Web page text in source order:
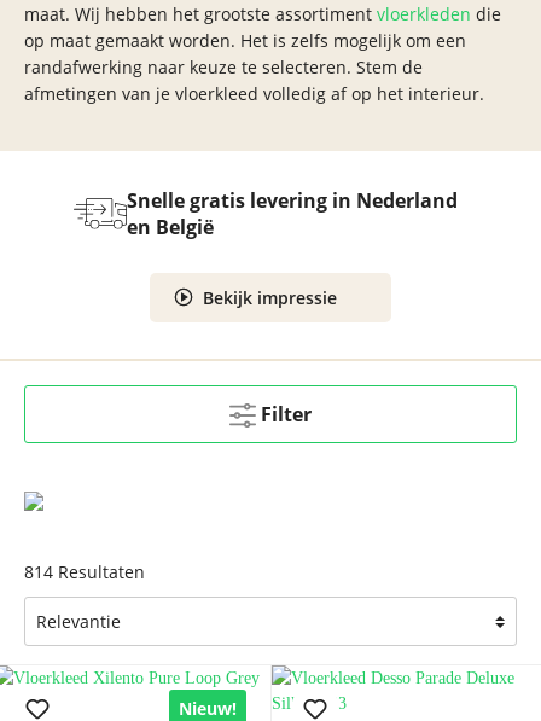
maat. Wij hebben het grootste assortiment vloerkleden die
op maat gemaakt worden. Het is zelfs mogelijk om een
randafwerking naar keuze te selecteren. Stem de
afmetingen van je vloerkleed volledig af op het interieur.
Snelle gratis levering in Nederland
en België
Bekijk impressie
Filter
814 Resultaten
Nieuw!